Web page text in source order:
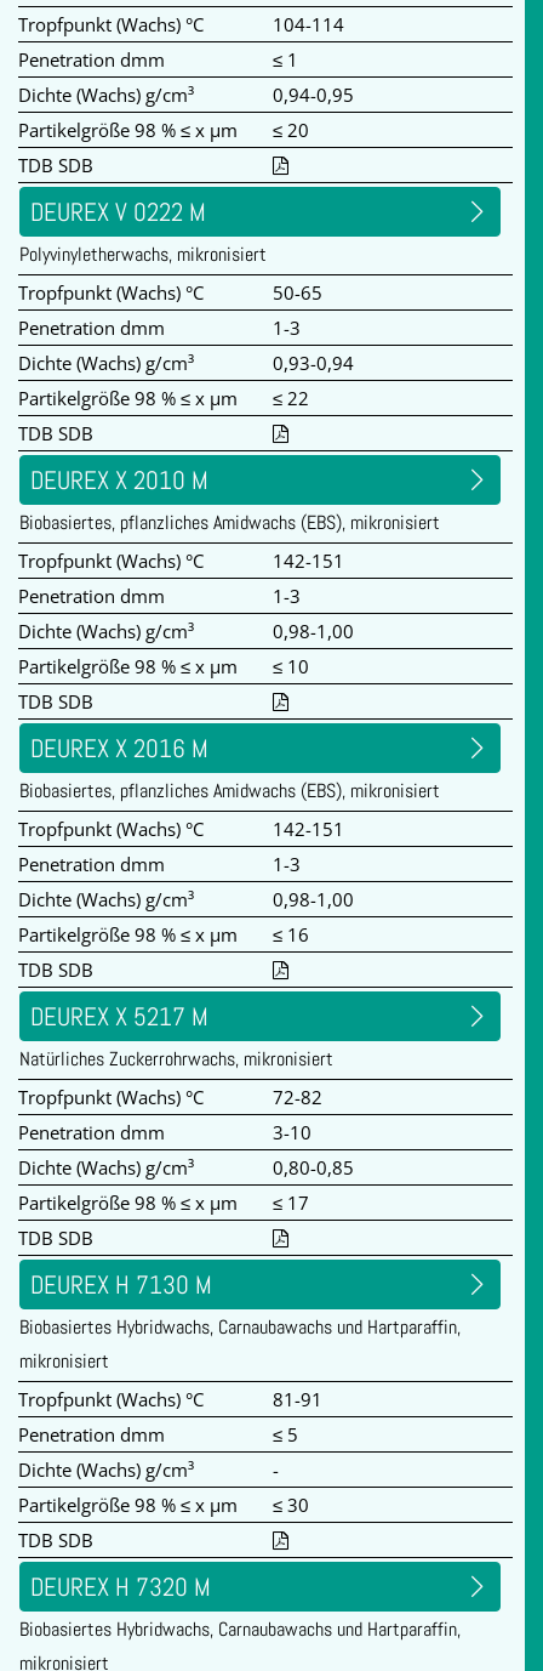
Tropfpunkt (Wachs) °C
104-114
Penetration dmm
≤ 1
Dichte (Wachs) g/cm³
0,94-0,95
Partikelgröße 98 % ≤ x µm
≤ 20
TDB SDB
DEUREX V 0222 M
Polyvinyletherwachs, mikronisiert
Tropfpunkt (Wachs) °C
50-65
Penetration dmm
1-3
Dichte (Wachs) g/cm³
0,93-0,94
Partikelgröße 98 % ≤ x µm
≤ 22
TDB SDB
DEUREX X 2010 M
Biobasiertes, pflanzliches Amidwachs (EBS), mikronisiert
Tropfpunkt (Wachs) °C
142-151
Penetration dmm
1-3
Dichte (Wachs) g/cm³
0,98-1,00
Partikelgröße 98 % ≤ x µm
≤ 10
TDB SDB
DEUREX X 2016 M
Biobasiertes, pflanzliches Amidwachs (EBS), mikronisiert
Tropfpunkt (Wachs) °C
142-151
Penetration dmm
1-3
Dichte (Wachs) g/cm³
0,98-1,00
Partikelgröße 98 % ≤ x µm
≤ 16
TDB SDB
DEUREX X 5217 M
Natürliches Zuckerrohrwachs, mikronisiert
Tropfpunkt (Wachs) °C
72-82
Penetration dmm
3-10
Dichte (Wachs) g/cm³
0,80-0,85
Partikelgröße 98 % ≤ x µm
≤ 17
TDB SDB
DEUREX H 7130 M
Biobasiertes Hybridwachs, Carnaubawachs und Hartparaffin,
mikronisiert
Tropfpunkt (Wachs) °C
81-91
Penetration dmm
≤ 5
Dichte (Wachs) g/cm³
-
Partikelgröße 98 % ≤ x µm
≤ 30
TDB SDB
DEUREX H 7320 M
Biobasiertes Hybridwachs, Carnaubawachs und Hartparaffin,
mikronisiert